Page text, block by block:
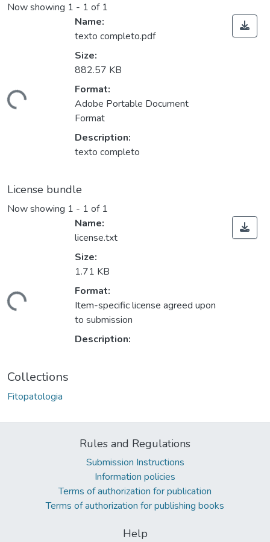
Now showing 1 - 1 of 1
Name:
texto completo.pdf
Size:
882.57 KB
Format:
Adobe Portable Document
Format
Description:
texto completo
License bundle
Now showing 1 - 1 of 1
Name:
license.txt
Size:
1.71 KB
Format:
Item-specific license agreed upon
to submission
Description:
Collections
Fitopatologia
Rules and Regulations
Submission Instructions
Information policies
Terms of authorization for publication
Terms of authorization for publishing books
Help